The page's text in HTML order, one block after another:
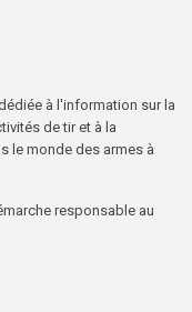
à l'information sur la
de tir et à la
le monde des armes à
responsable au